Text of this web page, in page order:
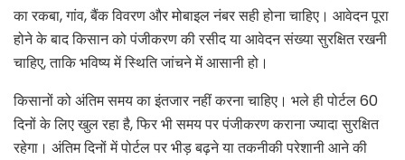
का रकबा, गांव, बैंक विवरण और मोबाइल नंबर सही होना चाहिए। आवेदन पूरा
होने के बाद किसान को पंजीकरण की रसीद या आवेदन संख्या सुरक्षित रखनी
चाहिए, ताकि भविष्य में स्थिति जांचने में आसानी हो।
किसानों को अंतिम समय का इंतजार नहीं करना चाहिए। भले ही पोर्टल 60
दिनों के लिए खुल रहा है, फिर भी समय पर पंजीकरण कराना ज्यादा सुरक्षित
रहेगा। अंतिम दिनों में पोर्टल पर भीड़ बढ़ने या तकनीकी परेशानी आने की